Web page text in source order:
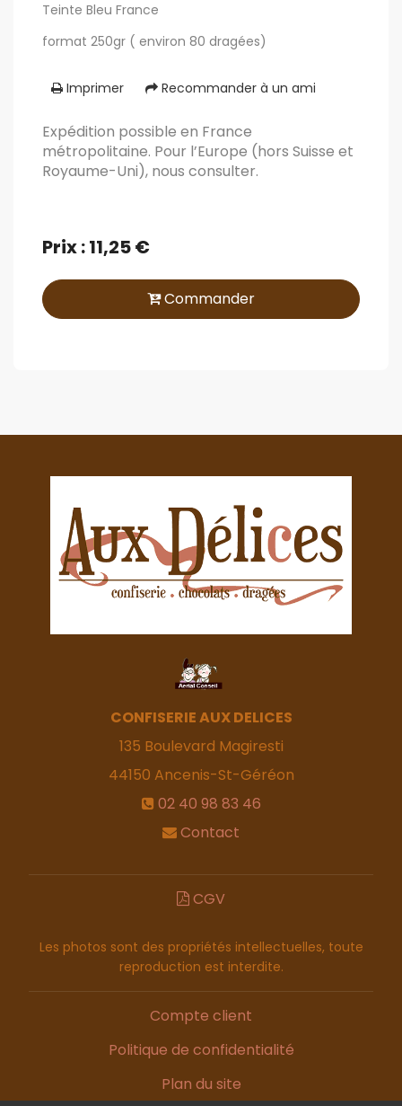
Teinte Bleu France
format 250gr ( environ 80 dragées)
Imprimer Recommander à un ami
Expédition possible en France
métropolitaine. Pour l’Europe (hors Suisse et
Royaume-Uni), nous consulter.
Prix : 11,25 €
Commander
CONFISERIE AUX DELICES
135 Boulevard Magiresti
44150 Ancenis-St-Géréon
02 40 98 83 46
Contact
CGV
Les photos sont des propriétés intellectuelles, toute
reproduction est interdite.
Compte client
Politique de confidentialité
Plan du site